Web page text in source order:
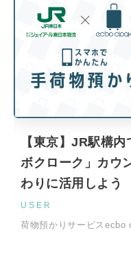
【東京】JR駅構
ボクローク」カウ
わりに活用しよう
USER
荷物預かりサービス